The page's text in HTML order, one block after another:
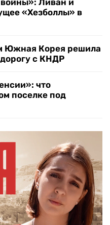
Ливан и
«Хезболлы» в
Южная Корея решила
с КНДР
что
поселке под